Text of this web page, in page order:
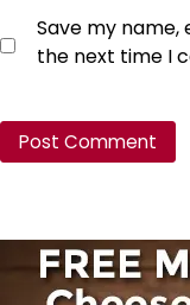
Save my name,
the next time I